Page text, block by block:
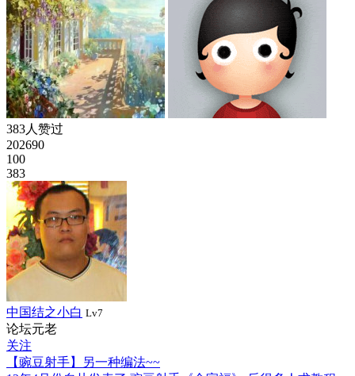
383人赞过
202690
100
383
中国结之小白 Lv7
论坛元老
关注
【豌豆射手】另一种编法~~